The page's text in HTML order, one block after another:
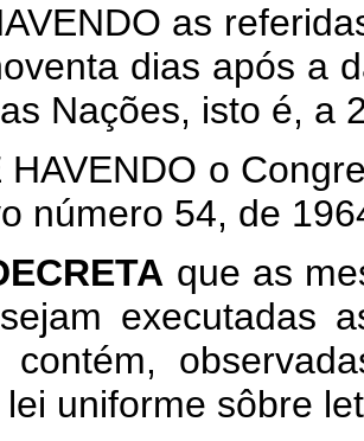
as referidas
dias após a
Nações, isto é, a
o
número 54, de
que as
executadas
contém,
uniforme sôbre